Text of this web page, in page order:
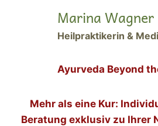
Marina Wagner
Heilpraktikerin &
Ayurveda Beyond
Mehr als eine Kur:
Beratung exklusiv zu Ihrer